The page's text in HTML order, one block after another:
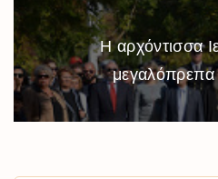
Η αρχόντισσα
μεγαλόπρεπα